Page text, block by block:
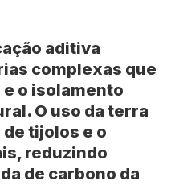
aditiva
complexas que
o isolamento
O uso da terra
tijolos e o
reduzindo
de carbono da